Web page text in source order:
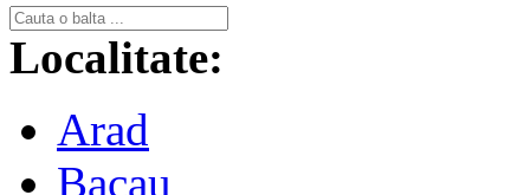
Localitate:
Arad
Bacau